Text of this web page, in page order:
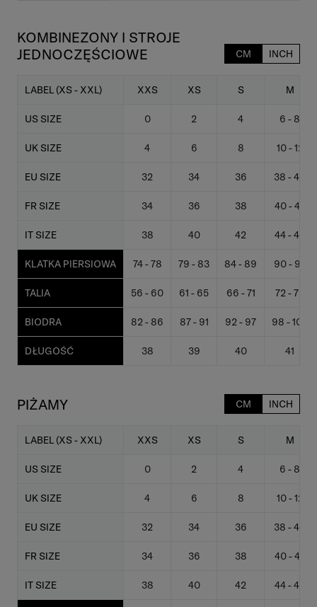
KOMBINEZONY I STROJE
JEDNOCZĘŚCIOWE
CM INCH
LABEL (XS - XXL) XXS XS S M
US SIZE 0 2 4 6 - 8
UK SIZE 4 6 8 10 - 12
EU SIZE 32 34 36 38 - 40
FR SIZE 34 36 38 40 - 42
IT SIZE 38 40 42 44 - 46
KLATKA PIERSIOWA 74 - 78 79 - 83 84 - 89 90 - 95
TALIA 56 - 60 61 - 65 66 - 71 72 - 77
BIODRA 82 - 86 87 - 91 92 - 97 98 - 103
DŁUGOŚĆ 38 39 40 41
PIŻAMY CM INCH
LABEL (XS - XXL) XXS XS S M
US SIZE 0 2 4 6 - 8
UK SIZE 4 6 8 10 - 12
EU SIZE 32 34 36 38 - 40
FR SIZE 34 36 38 40 - 42
IT SIZE 38 40 42 44 - 46